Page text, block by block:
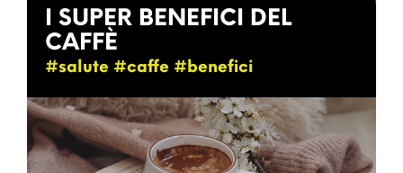
I SUPER BENEFICI DEL
CAFFÈ
#salute #caffe #benefici